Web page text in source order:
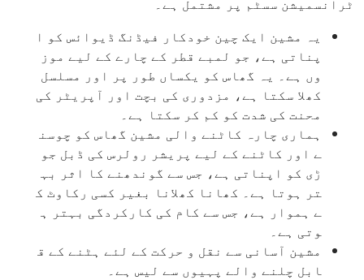
یہ مشین ایک چین خودکار فیڈنگ ڈیوائس کو ا
پناتی ہے، جو لمبے قطر کے چارے کے لیے موز
وں ہے۔ یہ گھاس کو یکساں طور پر اور مسلسل
کھلا سکتا ہے، مزدوری کی بچت اور آپریٹر کی
محنت کی شدت کو کم کر سکتا ہے۔
ہماری چارہ کاٹنے والی مشین گھاس کو چوسن
ے اور کاٹنے کے لیے پریشر رولرس کی ڈبل جو
ڑی کو اپناتی ہے، جس سے گوندھنے کا اثر بہ
تر ہوتا ہے۔ کھانا کھلانا بغیر کسی رکاوٹ ک
ے ہموار ہے، جس سے کام کی کارکردگی بہتر ہ
وتی ہے۔
مشین آسانی سے نقل و حرکت کے لئے ہٹنے کے ق
ابل چلنے والے پہیوں سے لیس ہے۔